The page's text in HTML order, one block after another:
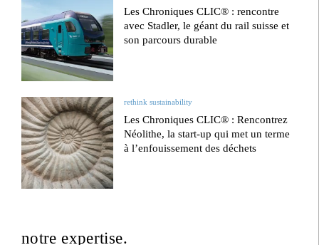
Les Chroniques CLIC® : rencontre
avec Stadler, le géant du rail suisse et
son parcours durable
rethink sustainability
Les Chroniques CLIC® : Rencontrez
Néolithe, la start-up qui met un terme
à l’enfouissement des déchets
notre expertise.